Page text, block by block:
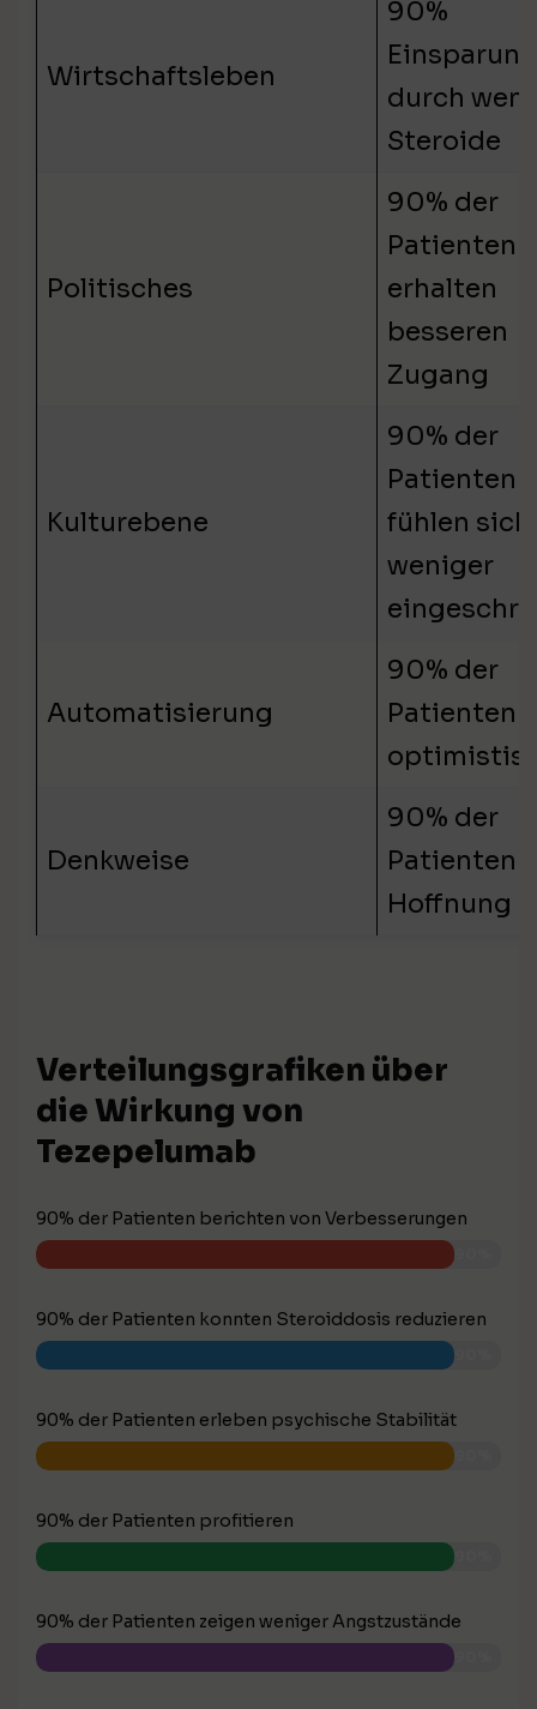
Wirtschaftsleben
90%
durch
Steroide
Politisches
90% der
Patienten
erhalten
besseren
Zugang
Kulturebene
90% der
Patienten
fühlen sich
weniger
Automatisierung
90% der
Patienten
Denkweise
90% der
Patienten
Hoffnung
Verteilungsgrafiken über
die Wirkung von
Tezepelumab
90% der Patienten berichten von Verbesserungen
90% der Patienten konnten Steroiddosis reduzieren
90% der Patienten erleben psychische Stabilität
90% der Patienten profitieren
90% der Patienten zeigen weniger Angstzustände